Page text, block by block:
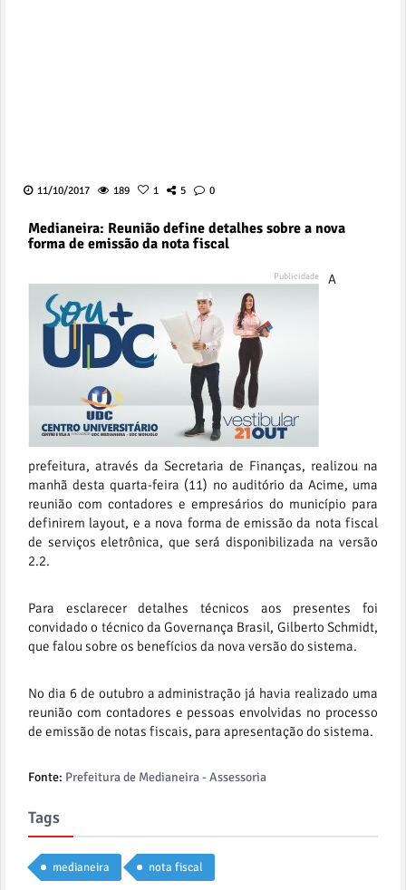
11/10/2017 189 1 5 0
Medianeira: Reunião define detalhes sobre a nova
forma de emissão da nota fiscal
A
prefeitura, através da Secretaria de Finanças, realizou na
manhã desta quarta-feira (11) no auditório da Acime, uma
reunião com contadores e empresários do município para
definirem layout, e a nova forma de emissão da nota fiscal
de serviços eletrônica, que será disponibilizada na versão
2.2.
Para esclarecer detalhes técnicos aos presentes foi
convidado o técnico da Governança Brasil, Gilberto Schmidt,
que falou sobre os benefícios da nova versão do sistema.
No dia 6 de outubro a administração já havia realizado uma
reunião com contadores e pessoas envolvidas no processo
de emissão de notas fiscais, para apresentação do sistema.
Fonte: Prefeitura de Medianeira - Assessoria
Tags
medianeira nota fiscal